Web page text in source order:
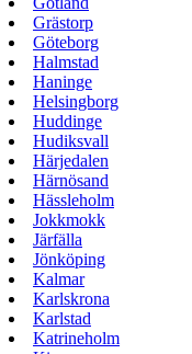
Grästorp
Göteborg
Halmstad
Haninge
Helsingborg
Huddinge
Hudiksvall
Härjedalen
Härnösand
Hässleholm
Jokkmokk
Järfälla
Jönköping
Kalmar
Karlskrona
Karlstad
Katrineholm